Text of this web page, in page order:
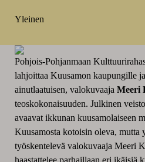
Yleinen
Pohjois-Pohjanmaan
lahjoittaa Kuusamon kaupungille
ainutlaatuisen, valokuvaaja Meeri
teoskokonaisuuden. Julkinen
avaavat ikkunan kuusamolaiseen
Kuusamosta kotoisin oleva, mutta
työskentelevä valokuvaaja Meeri
haastattelee parhaillaan eri ikäisiä